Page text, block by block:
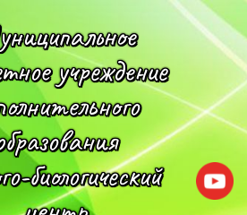
учреждение
биологический